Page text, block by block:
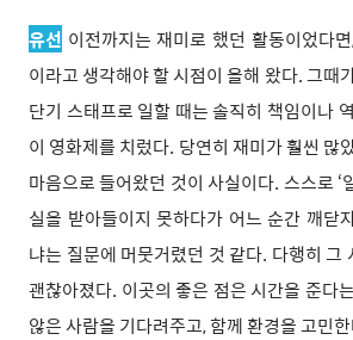
유선 이전까지는 재미로 했던 활동이었다
이라고 생각해야 할 시점이 올해 왔다. 그때
단기 스태프로 일할 때는 솔직히 책임이나
이 영화제를 치렀다. 당연히 재미가 훨씬 많
마음으로 들어왔던 것이 사실이다. 스스로 ‘
실을 받아들이지 못하다가 어느 순간 깨닫
냐는 질문에 머뭇거렸던 것 같다. 다행히 그
괜찮아졌다. 이곳의 좋은 점은 시간을 준다
않은 사람을 기다려주고, 함께 환경을 고민